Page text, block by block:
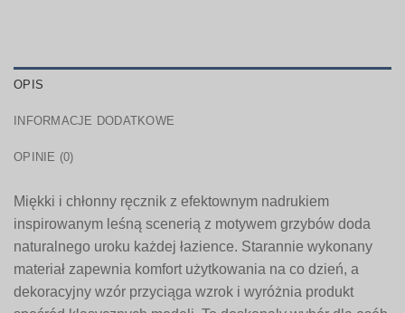
OPIS
INFORMACJE DODATKOWE
OPINIE (0)
Miękki i chłonny ręcznik z efektownym nadrukiem
inspirowanym leśną scenerią z motywem grzybów doda
naturalnego uroku każdej łazience. Starannie wykonany
materiał zapewnia komfort użytkowania na co dzień, a
dekoracyjny wzór przyciąga wzrok i wyróżnia produkt